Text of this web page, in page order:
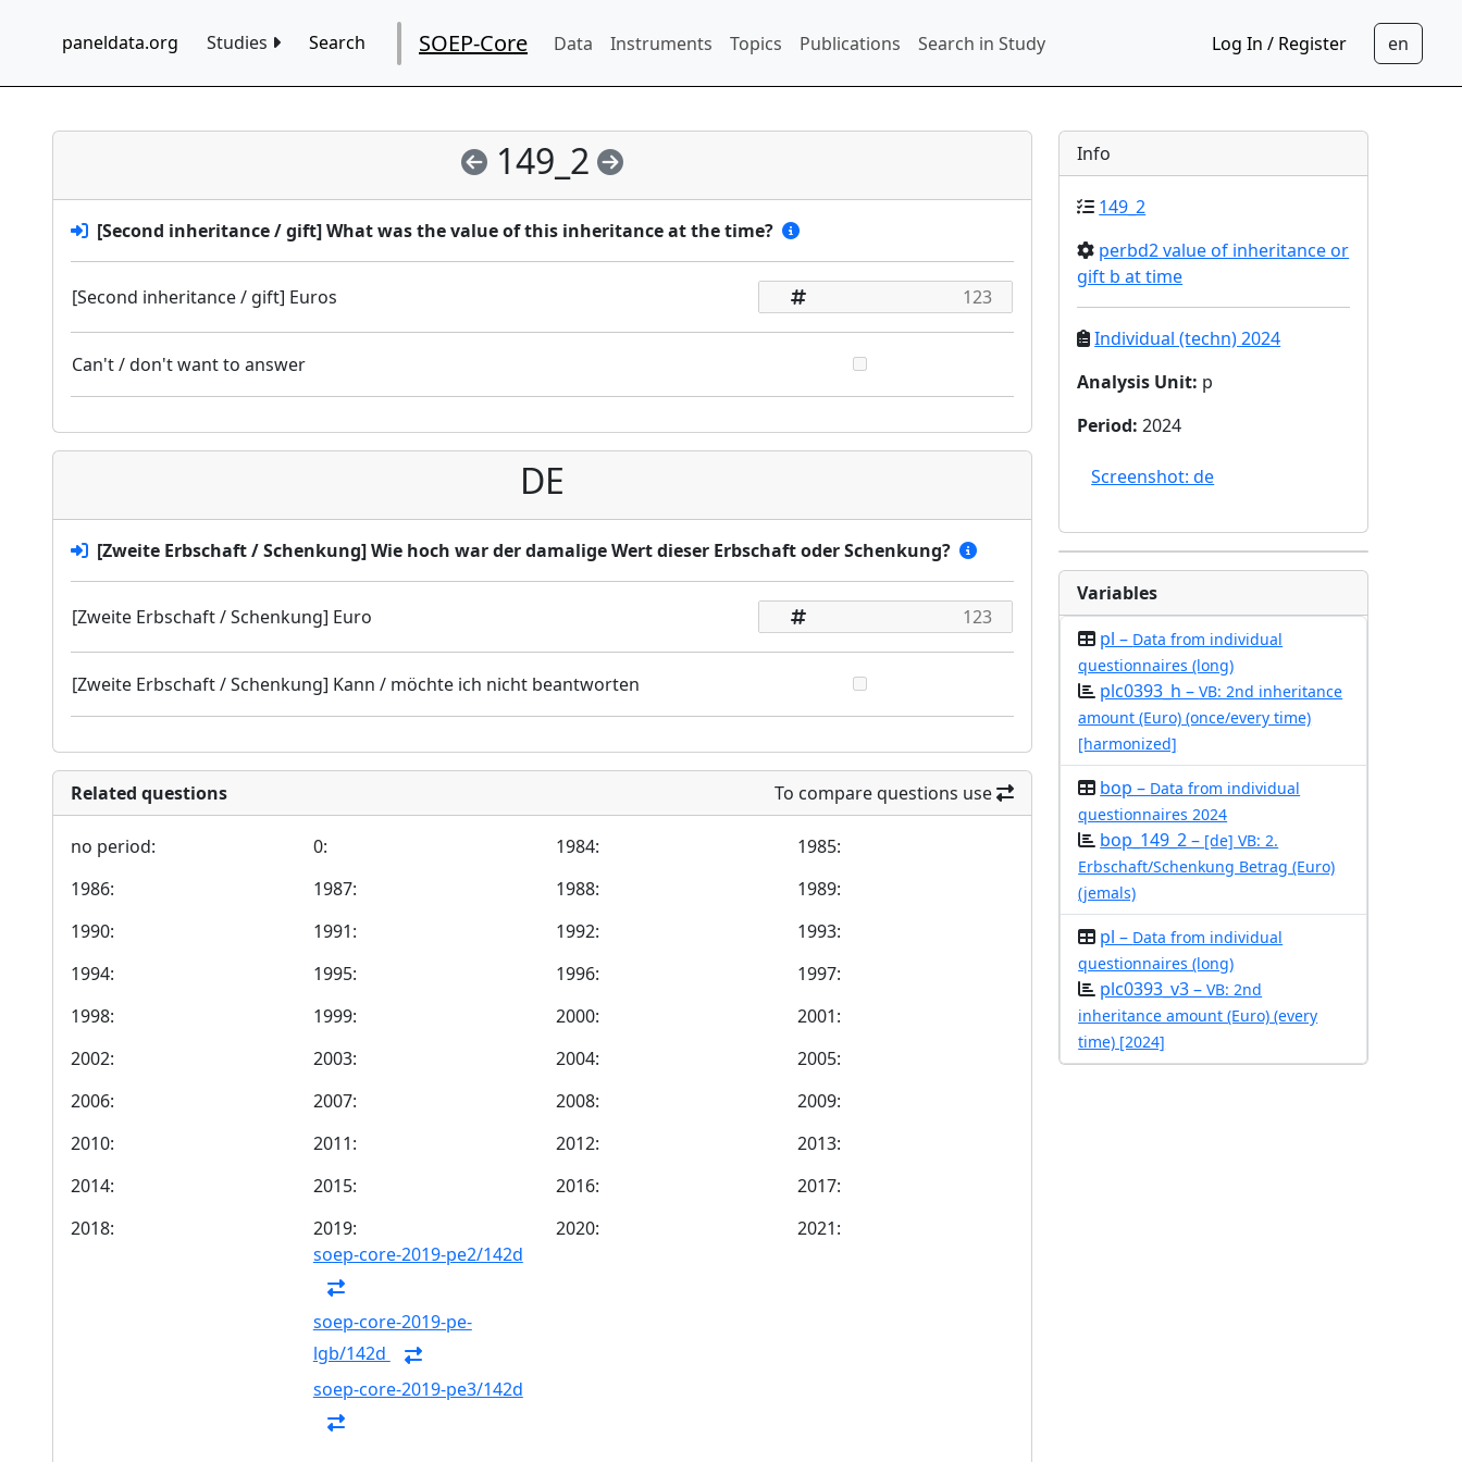
paneldata.org Studies Search SOEP-Core Data Instruments Topics Publications Search in Study Log In / Register
149_2
[Second inheritance / gift] What was the value of this inheritance at the time?
[Second inheritance / gift] Euros
Can't / don't want to answer
DE
[Zweite Erbschaft / Schenkung] Wie hoch war der damalige Wert dieser Erbschaft oder Schenkung?
[Zweite Erbschaft / Schenkung] Euro
[Zweite Erbschaft / Schenkung] Kann / möchte ich nicht beantworten
Related questions To compare questions use
no period: 0: 1984:
1985:
1986:
1987: 1988:
1989:
1990:
1991: 1992:
1993:
1994:
1995: 1996:
1997:
1998:
1999: 2000:
2001:
2002:
2003: 2004:
2005:
2006:
2007: 2008:
2009:
2010:
2011: 2012:
2013:
2014:
2015: 2016:
2017:
2018:
2019:
soep-core-2019-pe2/142d
soep-core-2019-pe-
lgb/142d
soep-core-2019-pe3/142d
2020: 2021:
Info
149_2
perbd2 value of inheritance or
gift b at time
Individual (techn) 2024
Analysis Unit: p
Period:2024
Screenshot: de
Variables
pl – Data from individual
questionnaires (long)
plc0393_h –VB: 2nd inheritance
amount (Euro) (once/every time)
[harmonized]
bop – Data from individual
questionnaires 2024
bop_149_2 – [de] VB: 2.
Erbschaft/Schenkung Betrag (Euro)
(jemals)
pl – Data from individual
questionnaires (long)
plc0393_v3 –VB: 2nd
inheritance amount (Euro) (every
time) [2024]